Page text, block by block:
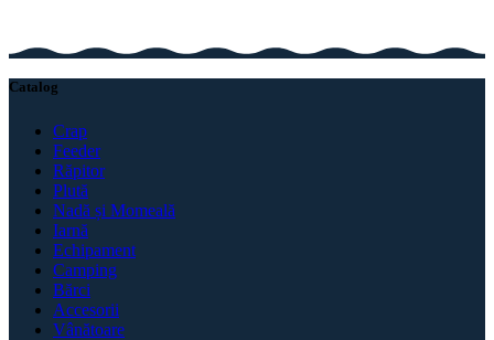
Catalog
Crap
Feeder
Răpitor
Plută
Nadă și Momeală
Iarnă
Echipament
Camping
Bărci
Accesorii
Vânătoare